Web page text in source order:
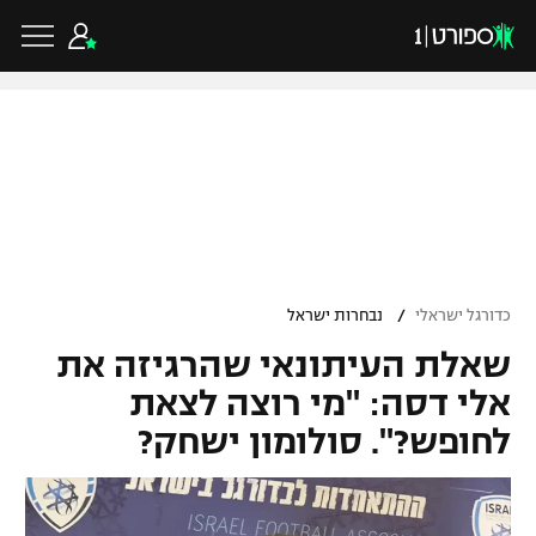
גביע הטוטו
ליגיונרים
גביע המדינה
ליגת האלופות
ליגה אירופית
ליגה אנגלית
כדורסל ישראלי
ליגת ווינר סל
ליגה לאומית
כדורסל עולמי
NBA
כדורגל ישראלי / נבחרות ישראל
שאלת העיתונאי שהרגיזה את
אלי דסה: "מי רוצה לצאת
לחופש?". סולומון ישחק?